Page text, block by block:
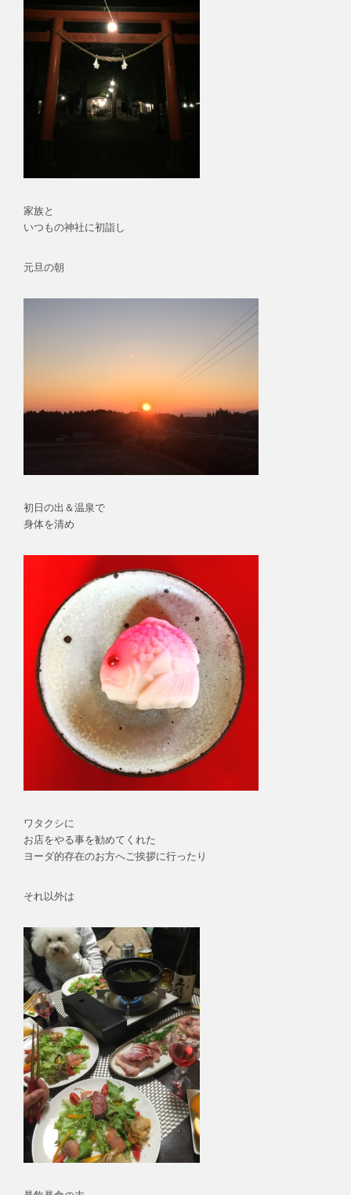
家族と
いつもの神社に初詣し
元旦の朝
初日の出＆温泉で
身体を清め
ワタクシに
お店をやる事を勧めてくれた
ヨーダ的存在のお方へご挨拶に行ったり
それ以外は